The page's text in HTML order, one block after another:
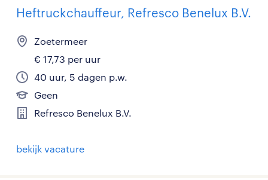
Heftruckchauffeur, Refresco Benelux B.V.
Zoetermeer
€ 17,73 per uur
40 uur, 5 dagen p.w.
Geen
Refresco Benelux B.V.
bekijk vacature